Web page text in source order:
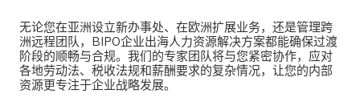
无论您在亚洲设立新办事处、在欧洲扩展业务，还是管理跨
洲远程团队， BIPO企业出海人力资源解决方案都能确保过渡
阶段的顺畅与合规。我们的专家团队将与您紧密协作，应对
各地劳动法、税收法规和薪酬要求的复杂情况，让您的内部
资源更专注于企业战略发展。